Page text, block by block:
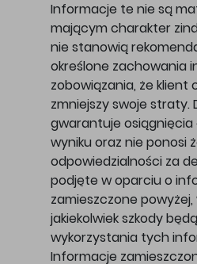
Informacje te nie są
mającym charakter
nie stanowią
określone zachowania
zobowiązania, że klient
zmniejszy swoje straty.
gwarantuje osiągnięcia
wyniku oraz nie ponosi
odpowiedzialności za
podjęte w oparciu o
zamieszczone
jakiekolwiek szkody
wykorzystania tych
Informacje